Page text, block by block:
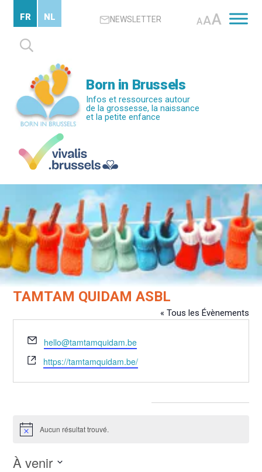
contenu
principal
NEWSLETTER AAA
Rechercher :
FR NL
Born in Brussels
Infos et ressources autour
de la grossesse, la naissance
et la petite enfance
TAMTAM QUIDAM ASBL
« Tous les Évènements
Email
hello@tamtamquidam.be
Site
web
https://tamtamquidam.be/
NoticeAucun résultat trouvé.
À venir